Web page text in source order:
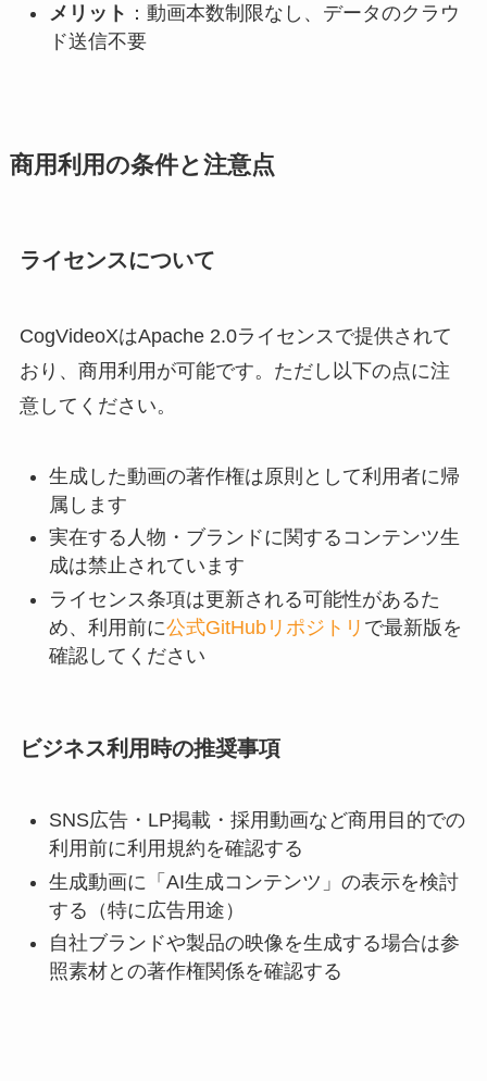
メリット ：動画本数制限なし、データのクラウ
ド送信不要
商用利用の条件と注意点
ライセンスについて
CogVideoXはApache 2.0ライセンスで提供されて
おり、商用利用が可能です。ただし以下の点に注
意してください。
生成した動画の著作権は原則として利用者に帰
属します
実在する人物・ブランドに関するコンテンツ生
成は禁止されています
ライセンス条項は更新される可能性があるた
め、利用前に公式GitHubリポジトリ で最新版を
確認してください
ビジネス利用時の推奨事項
SNS広告・LP掲載・採用動画など商用目的での
利用前に利用規約を確認する
生成動画に「AI生成コンテンツ」の表示を検討
する（特に広告用途）
自社ブランドや製品の映像を生成する場合は参
照素材との著作権関係を確認する